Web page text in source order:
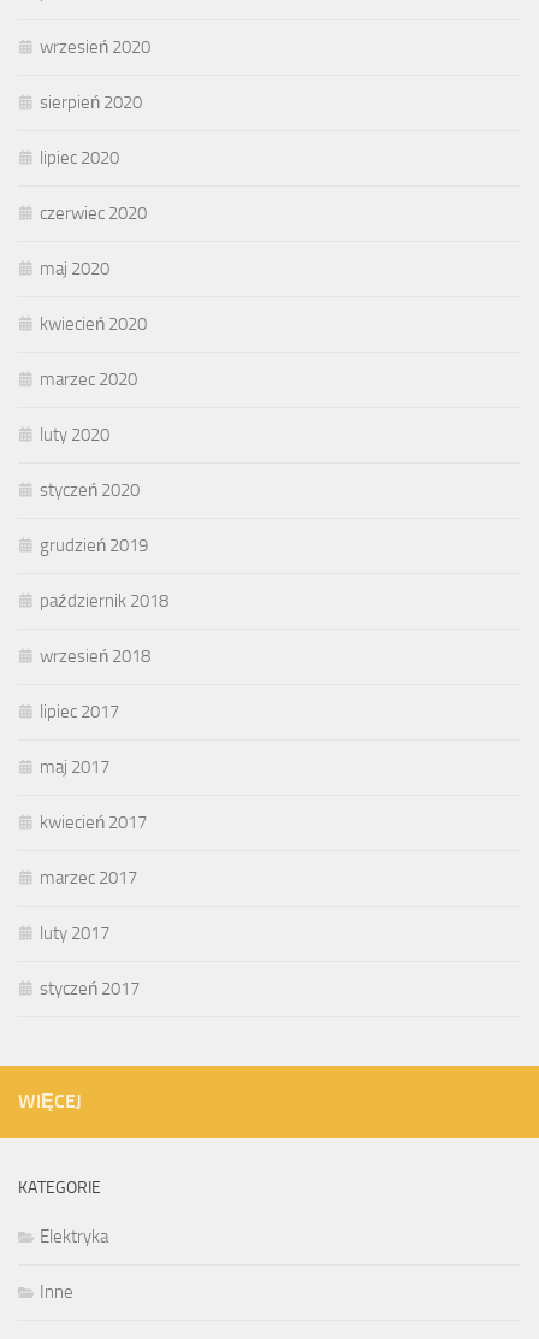
wrzesień 2020
sierpień 2020
lipiec 2020
czerwiec 2020
maj 2020
kwiecień 2020
marzec 2020
luty 2020
styczeń 2020
grudzień 2019
październik 2018
wrzesień 2018
lipiec 2017
maj 2017
kwiecień 2017
marzec 2017
luty 2017
styczeń 2017
WIĘCEJ
KATEGORIE
Elektryka
Inne